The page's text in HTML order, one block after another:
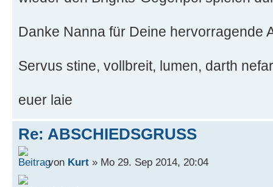
Danke Nanna für Deine hervorragende
Servus stine, vollbreit, lumen, darth
euer laie
Re: ABSCHIEDSGRUSS
von Kurt » Mo 29. Sep 2014, 20:04